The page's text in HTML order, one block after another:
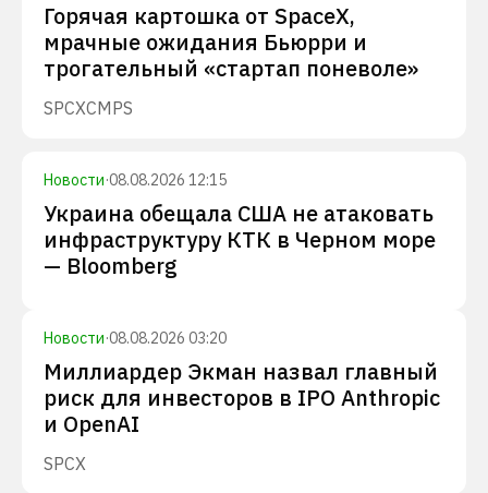
Горячая картошка от SpaceX,
мрачные ожидания Бьюрри и
трогательный «стартап поневоле»
SPCXCMPS
Новости·08.08.2026 12:15
Украина обещала США не атаковать
инфраструктуру КТК в Черном море
— Bloomberg
Новости·08.08.2026 03:20
Миллиардер Экман назвал главный
риск для инвесторов в IPO Anthropic
и OpenAI
SPCX